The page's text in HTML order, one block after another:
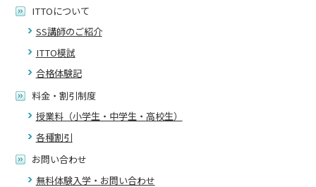
ITTOについて
SS講師のご紹介
ITTO模試
合格体験記
料金・割引制度
授業料（小学生・中学生・高校生）
各種割引
お問い合わせ
無料体験入学・お問い合わせ